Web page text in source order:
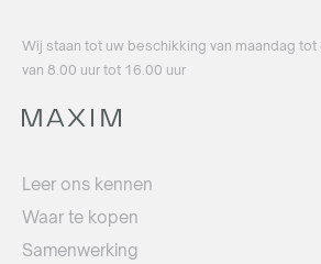
Wij staan ​​tot uw beschikking van maandag tot
van 8.00 uur tot 16.00 uur
Leer ons kennen
Waar te kopen
Samenwerking